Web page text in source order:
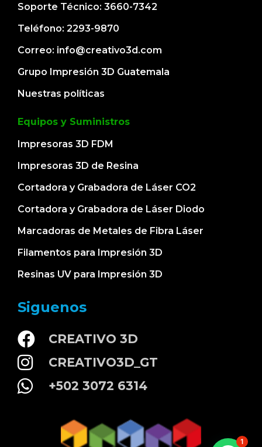
Soporte Técnico: 3660-7342
Teléfono: 2293-9870
Correo: info@creativo3d.com
Grupo Impresión 3D Guatemala
Nuestras políticas
Equipos y Suministros
Impresoras 3D FDM
Impresoras 3D de Resina
Cortadora y Grabadora de Láser CO2
Cortadora y Grabadora de Láser Diodo
Marcadoras de Metales de Fibra Láser
Filamentos para Impresión 3D
Resinas UV para Impresión 3D
Siguenos
CREATIVO 3D
CREATIVO3D_GT
+502 3072 6314
1